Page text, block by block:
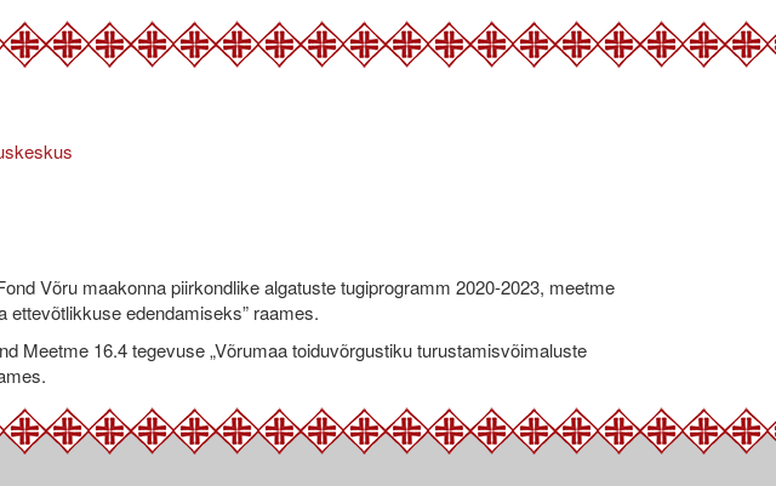
Võru maakonna piirkondlike algatuste tugiprogramm 2020-2023, meetme
ettevõtlikkuse edendamiseks” raames.
Meetme 16.4 tegevuse „Võrumaa toiduvõrgustiku turustamisvõimaluste